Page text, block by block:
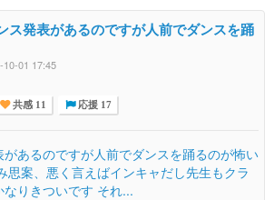
ス発表があるのですが人前でダンスを踊
10-01 17:45
共感 11 応援 17
あるのですが人前でダンスを踊るのが怖い
思案、悪く言えばインキャだし先生もクラ
りきついです それ...